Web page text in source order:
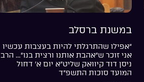
במשנת ברסלב
“אפילו שהתרגלתי להיות בעצבות עכשיו
אני זוכר ש”אהבת אותנו ורצית בנו”… הרב
ניסן דוד קיוואק שליט”א יום א’ דחול
המועד סוכות התשפ”ד